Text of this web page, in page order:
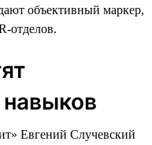
объективный маркер,
отделов.
Евгений Случевский